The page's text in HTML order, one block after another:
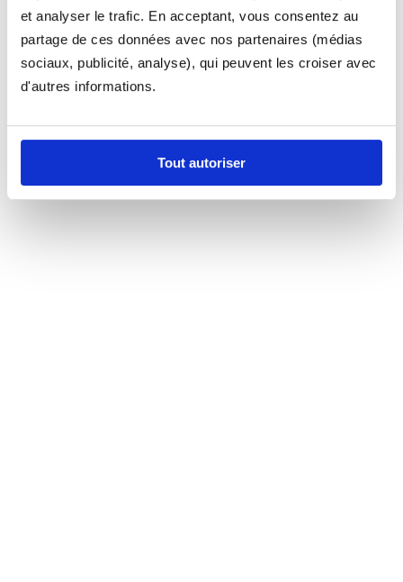
et analyser le trafic. En acceptant, vous consentez au
partage de ces données avec nos partenaires (médias
sociaux, publicité, analyse), qui peuvent les croiser avec
d'autres informations.
Tout autoriser